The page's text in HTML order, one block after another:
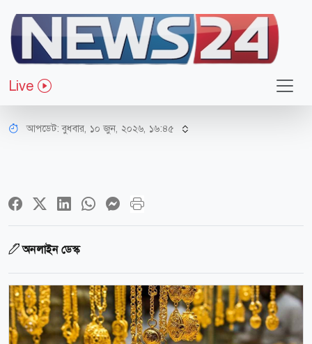
Live
অর্থ-বাণিজ্য
বিশ্ব বাজারে ১১ সপ্তাহের মধ্যে সর্বনিম্নে
স্বর্ণের দাম
আপডেট: বুধবার, ১০ জুন, ২০২৬, ১৬:৪৫
অনলাইন ডেস্ক